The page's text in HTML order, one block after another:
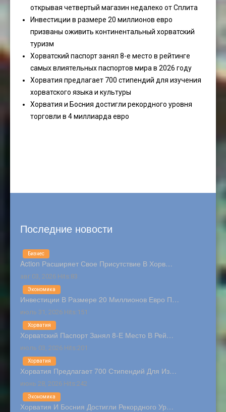
открывая четвертый магазин недалеко от Сплита
Инвестиции в размере 20 миллионов евро
призваны оживить континентальный хорватский
туризм
Хорватский паспорт занял 8-е место в рейтинге
самых влиятельных паспортов мира в 2026 году
Хорватия предлагает 700 стипендий для изучения
хорватского языка и культуры
Хорватия и Босния достигли рекордного уровня
торговли в 4 миллиарда евро
Последние новости
Action Расширяет Свое Присутствие В Хорв…
авг 03, 2026 Hits:83
Бизнес
Инвестиции В Размере 20 Миллионов Евро П…
июль 31, 2026 Hits:151
Экономика
Хорватский Паспорт Занял 8-Е Место В Рей…
июль 03, 2026 Hits:201
Хорватия
Хорватия Предлагает 700 Стипендий Для Из…
июнь 28, 2026 Hits:242
Хорватия
Хорватия И Босния Достигли Рекордного Ур…
Экономика